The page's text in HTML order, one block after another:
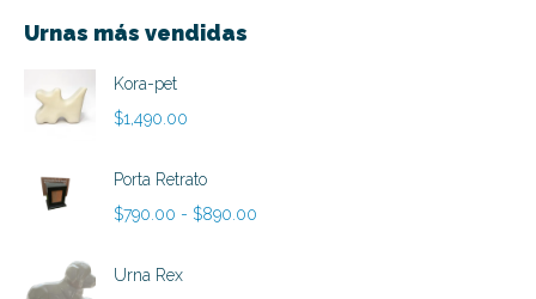
Urnas más vendidas
Kora-pet
$1,490.00
Porta Retrato
$790.00 - $890.00
Urna Rex